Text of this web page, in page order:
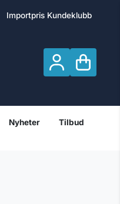
Importpris Kundeklubb
Nyheter
Tilbud